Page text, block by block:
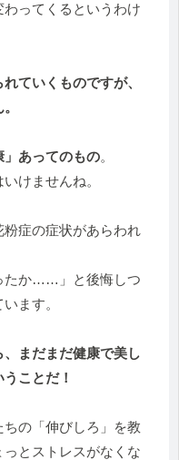
ってくるというわけ
ていくものですが、
」あってのもの。
けませんね。
症の症状があらわれ
たか……」と後悔しつ
ます。
まだまだ健康で美し
ことだ！
の「伸びしろ」を教
とストレスがなくな